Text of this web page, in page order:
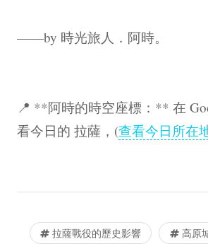
——by 時光旅人．阿時。
📍 **阿時的時空座標：** 在
看今日的 拉薩，(查看今日所在
拉薩戰役的歷史影響 高原